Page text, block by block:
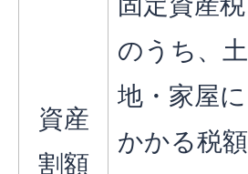
資産
割額
のうち、土
地・家屋に
かかる税額